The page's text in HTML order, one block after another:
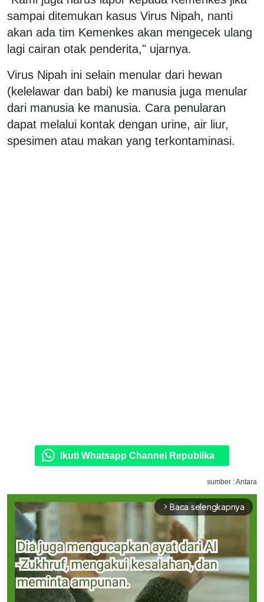
sampai ditemukan kasus Virus Nipah, nanti
akan ada tim Kemenkes akan mengecek ulang
lagi cairan otak penderita," ujarnya.
Virus Nipah ini selain menular dari hewan
(kelelawar dan babi) ke manusia juga menular
dari manusia ke manusia. Cara penularan
dapat melalui kontak dengan urine, air liur,
spesimen atau makan yang terkontaminasi.
Ikuti Whatsapp Channel Republika
sumber : Antara
arrow_forward_ios Baca selengkapnya